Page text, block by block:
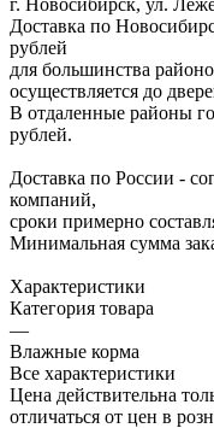
Доставка по
рублей
для большинства
осуществляется до
В отдаленные районы
рублей.
Доставка по России -
компаний,
сроки примерно
Минимальная сумма
Характеристики
Категория товара
—
Влажные корма
Все характеристики
Цена действительна
отличаться от цен в